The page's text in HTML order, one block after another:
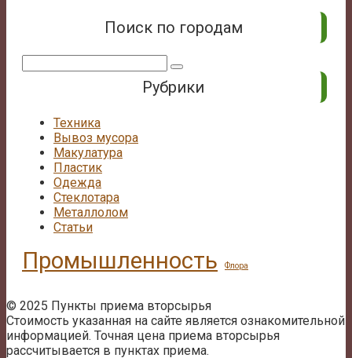
Поиск по городам
Рубрики
Техника
Вывоз мусора
Макулатура
Пластик
Одежда
Стеклотара
Металлолом
Статьи
Промышленность Флора
© 2025 Пункты приема вторсырья
Стоимость указанная на сайте является ознакомительной
информацией. Точная цена приема вторсырья
рассчитывается в пунктах приема.